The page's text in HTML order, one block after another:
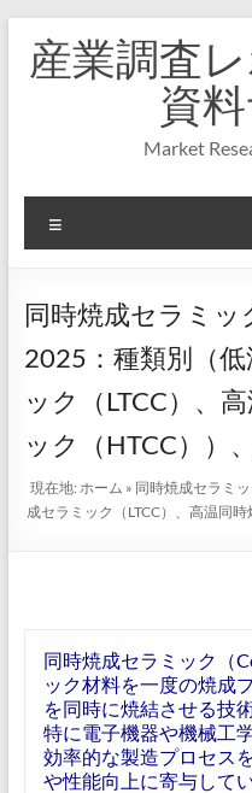
キ
プ
産業調査
資
Market
ニ
ー
同時焼成セラミッ
2025：種類別（
ック（LTCC）、
ック（HTCC））
現在地:ホーム » 同時焼成セラミ
成セラミック（LTCC）、高温同
同時焼成セラミック（
ック材料を一度の焼成
を同時に焼結させる技
特に電子機器や機械工
効率的な製造プロセス
や性能向上に寄与してい